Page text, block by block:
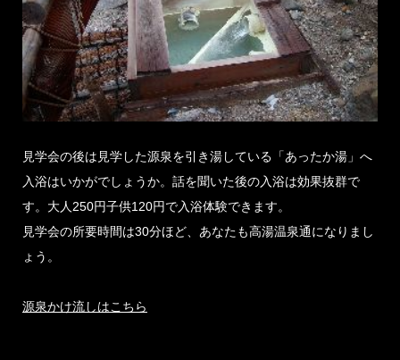
見学会の後は見学した源泉を引き湯している「あったか湯」へ
入浴はいかがでしょうか。話を聞いた後の入浴は効果抜群で
す。大人250円子供120円で入浴体験できます。
見学会の所要時間は30分ほど、あなたも高湯温泉通になりまし
ょう。
源泉かけ流しはこちら